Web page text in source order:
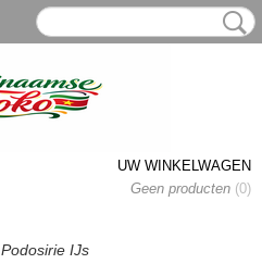
UW WINKELWAGEN
Geen producten (0)
Podosirie IJs